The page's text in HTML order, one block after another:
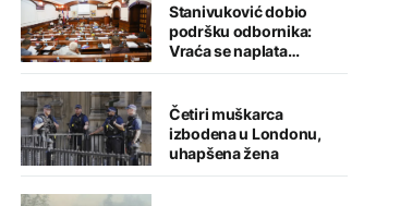
Stanivuković dobio
podršku odbornika:
Vraća se naplata
parkinga, uvodi
komunalije i kredit od 18
miliona KM
Četiri muškarca
izbodena u Londonu,
uhapšena žena